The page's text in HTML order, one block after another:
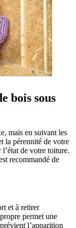
bois sous
mais en suivant les
la pérennité de votre
de votre toiture.
recommandé de
et à retirer
permet une
l’apparition